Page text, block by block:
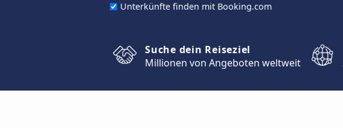
Unterkünfte finden mit Booking.com
Suche dein Reiseziel
Millionen von Angeboten weltweit